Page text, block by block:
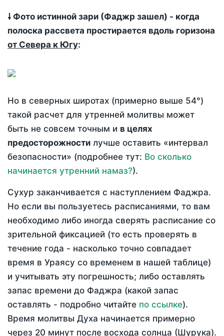
🠗 Фото истинной зари (Фаджр зашел) - когда
полоска рассвета простирается вдоль горизона
от Севера к Югу:
Но в северных широтах (примерно выше 54°)
такой расчет для утренней молитвы может
быть не совсем точным и в целях
предосторожности лучше оставить «интервал
безопасности» (подробнее тут: Во сколько
начинается утренний намаз?).
Сухур заканчивается с наступлением Фаджра.
Но если вы пользуетесь расписаниями, то вам
необходимо либо иногда сверять расписание со
зрительной фиксацией (то есть проверять в
течение года - насколько точно совпадает
время в Ураясу со временем в нашей таблице)
и учитывать эту погрешность; либо оставлять
запас времени до Фаджра (какой запас
оставлять - подробно читайте по ссылке).
Время молитвы Духа начинается примерно
через 20 минут после восхода солнца (Шурука).